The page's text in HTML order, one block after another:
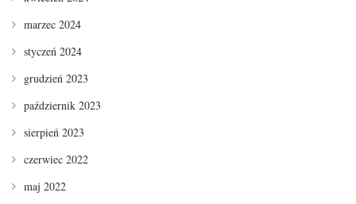
marzec 2024
styczeń 2024
grudzień 2023
październik 2023
sierpień 2023
czerwiec 2022
maj 2022